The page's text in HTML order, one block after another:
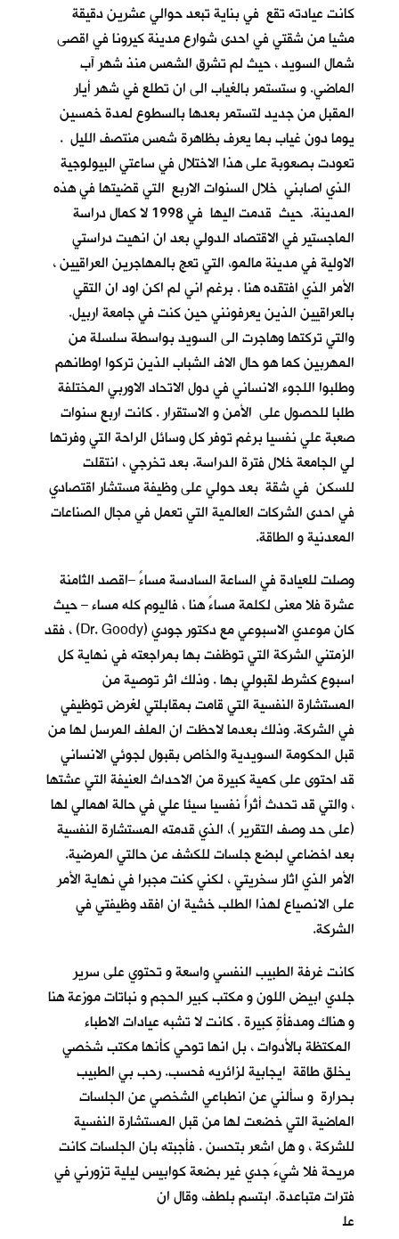
كانت عيادته تقع في بناية تبعد حوالي عشرين دقيقة
مشيا من شقتي في احدى شوارع مدينة كيرونا في اقصى
شمال السويد ، حيث لم تشرق الشمس منذ شهر آب
الماضي. و ستستمر بالغياب الى ان تطلع في شهر أيار
المقبل من جديد لتستمر بعدها بالسطوع لمدة خمسين
يوما دون غياب بما يعرف بظاهرة شمس منتصف الليل .
تعودت بصعوبة على هذا الاختلال في ساعتي البيولوجية
الذي اصابني خلال السنوات الاربع التي قضيتها في هذه
المدينة. حيث قدمت اليها في 1998 لا كمال دراسة
الماجستير في الاقتصاد الدولي بعد ان انهيت دراستي
الاولية في مدينة مالمو، التي تعج بالمهاجرين العراقيين ،
الأمر الذي افتقده هنا . برغم اني لم اكن اود ان التقي
بالعراقيين الذين يعرفونني حين كنت في جامعة اربيل.
والتي تركتها وهاجرت الى السويد بواسطة سلسلة من
المهربين كما هو حال الاف الشباب الذين تركوا اوطانهم
وطلبوا اللجوء الانساني في دول الاتحاد الاوربي المختلفة
طلبا للحصول على الأمن و الاستقرار . كانت اربع سنوات
صعبة علي نفسيا برغم توفر كل وسائل الراحة التي وفرتها
لي الجامعة خلال فترة الدراسة. بعد تخرجي ، انتقلت
للسكن في شقة بعد حولي على وظيفة مستشار اقتصادي
في احدى الشركات العالمية التي تعمل في مجال الصناعات
المعدنية و الطاقة.
وصلت للعيادة في الساعة السادسة مساءً –اقصد الثامنة
عشرة فلا معنى لكلمة مساءً هنا ، فاليوم كله مساء – حيث
كان موعدي الاسبوعي مع دكتور جودي (Dr. Goody) ، فقد
الزمتني الشركة التي توظفت بها بمراجعته في نهاية كل
اسبوع كشرط لقبولي بها . وذلك اثر توصية من
المستشارة النفسية التي قامت بمقابلتي لغرض توظيفي
في الشركة. وذلك بعدما لاحظت ان الملف المرسل لها من
قبل الحكومة السويدية والخاص بقبول لجوئي الانساني
قد احتوى على كمية كبيرة من الاحداث العنيفة التي عشتها
، والتي قد تحدث أثراً نفسيا سيئا علي في حالة اهمالي لها
(على حد وصف التقرير )، الذي قدمته المستشارة النفسية
بعد اخضاعي لبضع جلسات للكشف عن حالتي المرضية.
الأمر الذي اثار سخريتي ، لكني كنت مجبرا في نهاية الأمر
على الانصياع لهذا الطلب خشية ان افقد وظيفتي في
الشركة.
كانت غرفة الطبيب النفسي واسعة و تحتوي على سرير
جلدي ابيض اللون و مكتب كبير الحجم و نباتات موزعة هنا
و هناك ومدفأةٍ كبيرة . كانت لا تشبه عيادات الاطباء
المكتظة بالأدوات ، بل انها توحي كأنها مكتب شخصي
يخلق طاقة ايجابية لزائريه فحسب. رحب بي الطبيب
بحرارة و سألني عن انطباعي الشخصي عن الجلسات
الماضية التي خضعت لها من قبل المستشارة النفسية
للشركة ، و هل اشعر بتحسن . فأجبته بان الجلسات كانت
مريحة فلا شيءَ جدي غير بضعة كوابيس ليلية تزورني في
فترات متباعدة. ابتسم بلطف، وقال ان
عل